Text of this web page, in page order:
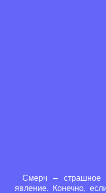
Смерч – страшное
явление. Конечно,